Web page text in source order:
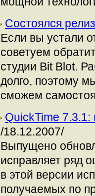
Состоялся
Если вы устали
советуем
студии Bit Blot.
долго, поэтому
сможем
QuickTime 7.3.1:
/18.12.2007/
Выпущено
исправляет ряд
в этой версии
получаемых по